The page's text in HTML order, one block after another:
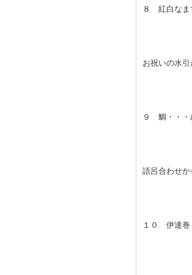
８ 紅白なま
お祝いの水引
９ 鯛・・・
語呂合わせか
１０ 伊達巻